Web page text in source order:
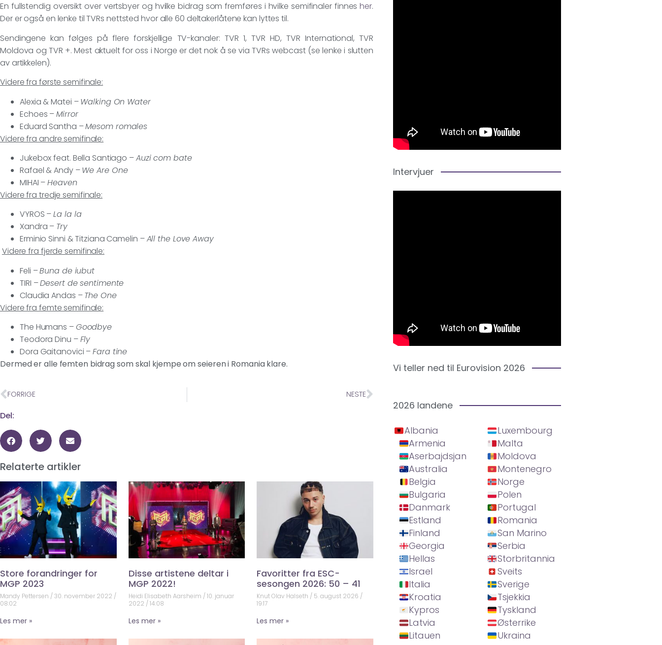
En fullstendig oversikt over vertsbyer og hvilke bidrag som fremføres i hvilke semifinaler finnesher.
Der er også en lenke til TVRs nettsted hvor alle 60 deltakerlåtene kan lyttes til.
Sendingene kan følges på flere forskjellige TV-kanaler: TVR 1, TVR HD, TVR International, TVR
Moldova og TVR +. Mest aktuelt for oss i Norge er det nok å se via TVRs webcast (se lenke i slutten
av artikkelen).
Videre fra første semifinale:
Alexia & Matei –Walking On Water
Echoes –Mirror
Eduard Santha –Mesom romales
Videre fra andre semifinale:
Jukebox feat. Bella Santiago –Auzi com bate
Rafael & Andy –We Are One
MIHAI –Heaven
Videre fra tredje semifinale:
VYROS –La la la
Xandra – Try
Erminio Sinni & Titziana Camelin –All the Love Away
Videre fra fjerde semifinale:
Feli –Buna de iubut
TIRI –Desert de sentimente
Claudia Andas –The One
Videre fra femte semifinale:
The Humans –Goodbye
Teodora Dinu –Fly
Dora Gaitanovici –Fara tine
Dermed er alle femten bidrag som skal kjempe om seieren i Romania klare.
FORRIGE NESTE
Del:
Relaterte artikler
Store forandringer for
MGP 2023
Mandy Pettersen
30. november 2022
08:02
Les mer »
Disse artistene deltar i
MGP 2022!
Heidi Elisabeth Aarsheim 10. januar
2022 14:08
Les mer »
Favoritter fra ESC-
sesongen 2026: 50 – 41
Knut Olav Halseth
5. august 2026
19:17
Les mer »
Intervjuer
Vi teller ned til Eurovision 2026
2026 landene
Albania
Armenia
Aserbajdsjan
Australia
Belgia
Bulgaria
Danmark
Estland
Finland
Georgia
Hellas
Israel
Italia
Kroatia
Kypros
Latvia
Litauen
Luxembourg
Malta
Moldova
Montenegro
Norge
Polen
Portugal
Romania
San Marino
Serbia
Storbritannia
Sveits
Sverige
Tsjekkia
Tyskland
Østerrike
Ukraina